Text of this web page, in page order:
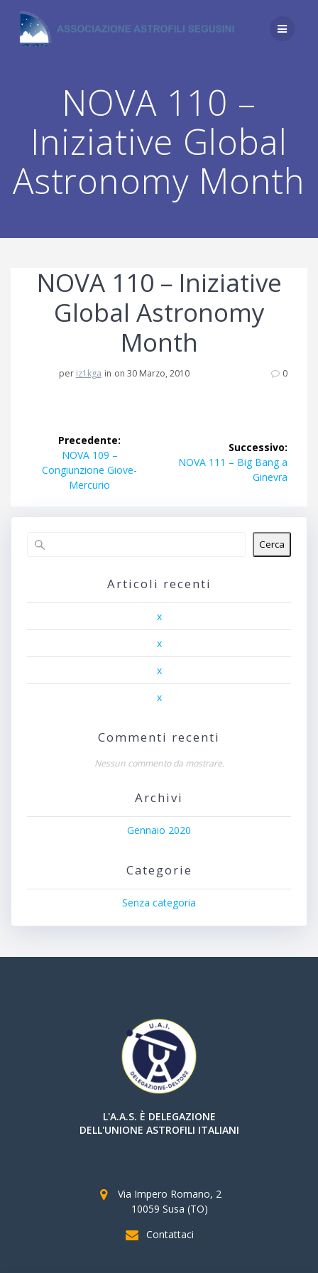
contenuto
NOVA 110 –
Iniziative Global
Astronomy Month
NOVA 110 – Iniziative
Global Astronomy
Month
per iz1kga in on 30 Marzo, 2010 0
Navigazione
articoli
Precedente:
Articolo
precedente:
NOVA 109 –
Congiunzione Giove-
Mercurio
Successivo:
Articolo
NOVA 111 – Big Bang a
Ginevra
Cerca
Articoli recenti
x
x
x
x
Commenti recenti
Nessun commento da mostrare.
Archivi
Gennaio 2020
Categorie
Senza categoria
L'A.A.S. È DELEGAZIONE
DELL'UNIONE ASTROFILI ITALIANI
Via Impero Romano, 2
10059 Susa (TO)
Contattaci